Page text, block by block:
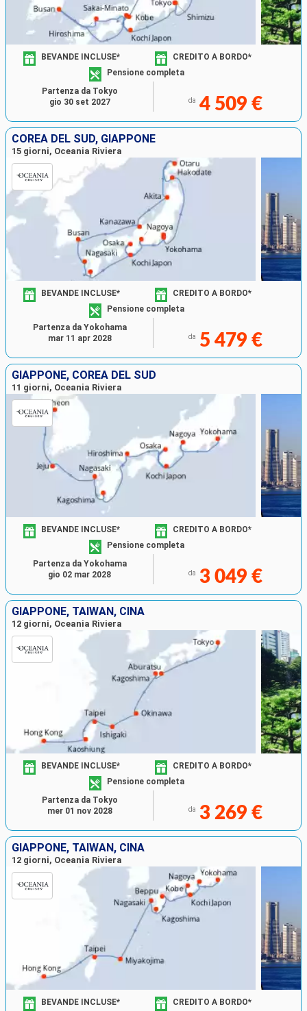
BEVANDE INCLUSE*
CREDITO A BORDO*
Pensione completa
da 4 509 €
Partenza da Tokyo
gio 30 set 2027
COREA DEL SUD, GIAPPONE
15 giorni, Oceania Riviera
BEVANDE INCLUSE*
CREDITO A BORDO*
Pensione completa
da 5 479 €
Partenza da Yokohama
mar 11 apr 2028
GIAPPONE, COREA DEL SUD
11 giorni, Oceania Riviera
BEVANDE INCLUSE*
CREDITO A BORDO*
Pensione completa
da 3 049 €
Partenza da Yokohama
gio 02 mar 2028
GIAPPONE, TAIWAN, CINA
12 giorni, Oceania Riviera
BEVANDE INCLUSE*
CREDITO A BORDO*
Pensione completa
da 3 269 €
Partenza da Tokyo
mer 01 nov 2028
GIAPPONE, TAIWAN, CINA
12 giorni, Oceania Riviera
BEVANDE INCLUSE*
CREDITO A BORDO*